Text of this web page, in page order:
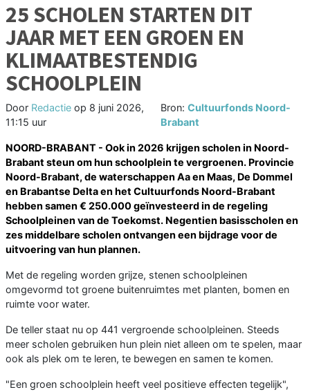
25 SCHOLEN STARTEN DIT
JAAR MET EEN GROEN EN
KLIMAATBESTENDIG
SCHOOLPLEIN
Door Redactie op 8 juni 2026,
11:15 uur
Bron:Cultuurfonds Noord-
Brabant
NOORD-BRABANT - Ook in 2026 krijgen scholen in Noord-
Brabant steun om hun schoolplein te vergroenen. Provincie
Noord-Brabant, de waterschappen Aa en Maas, De Dommel
en Brabantse Delta en het Cultuurfonds Noord-Brabant
hebben samen € 250.000 geïnvesteerd in de regeling
Schoolpleinen van de Toekomst. Negentien basisscholen en
zes middelbare scholen ontvangen een bijdrage voor de
uitvoering van hun plannen.
Met de regeling worden grijze, stenen schoolpleinen
omgevormd tot groene buitenruimtes met planten, bomen en
ruimte voor water.
De teller staat nu op 441 vergroende schoolpleinen. Steeds
meer scholen gebruiken hun plein niet alleen om te spelen, maar
ook als plek om te leren, te bewegen en samen te komen.
"Een groen schoolplein heeft veel positieve effecten tegelijk",